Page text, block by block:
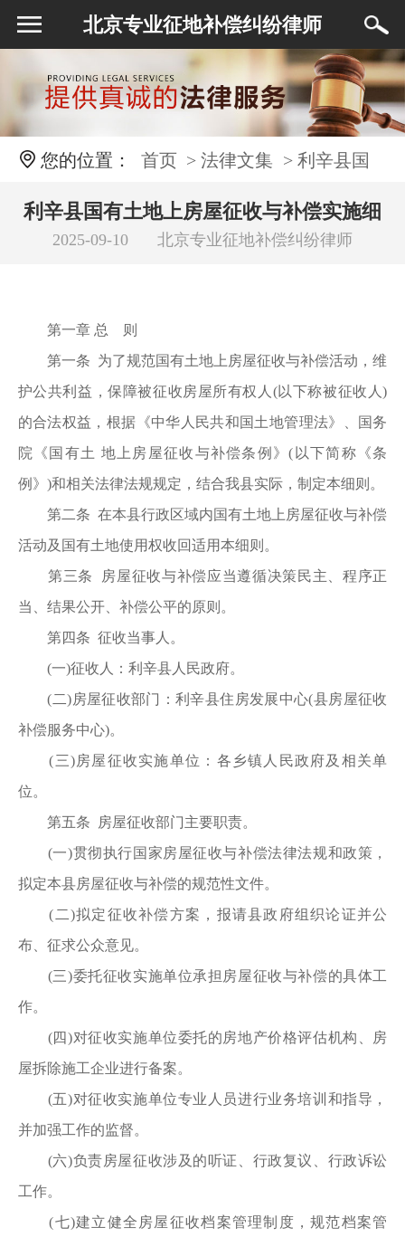
北京专业征地补偿纠纷律师
您的位置： 首页 > 法律文集 > 利辛县国
有土地上房屋征收与补偿实施细则(试行)
利辛县国有土地上房屋征收与补偿实施细
则(试行)
2025-09-10 北京专业征地补偿纠纷律师
第一章 总 则
第一条 为了规范国有土地上房屋征收与补偿活动，维
护公共利益，保障被征收房屋所有权人(以下称被征收人)
的合法权益，根据《中华人民共和国土地管理法》、国务
院《国有土 地上房屋征收与补偿条例》(以下简称《条
例》)和相关法律法规规定，结合我县实际，制定本细则。
第二条 在本县行政区域内国有土地上房屋征收与补偿
活动及国有土地使用权收回适用本细则。
第三条 房屋征收与补偿应当遵循决策民主、程序正
当、结果公开、补偿公平的原则。
第四条 征收当事人。
(一)征收人：利辛县人民政府。
(二)房屋征收部门：利辛县住房发展中心(县房屋征收
补偿服务中心)。
(三)房屋征收实施单位：各乡镇人民政府及相关单
位。
第五条 房屋征收部门主要职责。
(一)贯彻执行国家房屋征收与补偿法律法规和政策，
拟定本县房屋征收与补偿的规范性文件。
(二)拟定征收补偿方案，报请县政府组织论证并公
布、征求公众意见。
(三)委托征收实施单位承担房屋征收与补偿的具体工
作。
(四)对征收实施单位委托的房地产价格评估机构、房
屋拆除施工企业进行备案。
(五)对征收实施单位专业人员进行业务培训和指导，
并加强工作的监督。
(六)负责房屋征收涉及的听证、行政复议、行政诉讼
工作。
(七)建立健全房屋征收档案管理制度，规范档案管